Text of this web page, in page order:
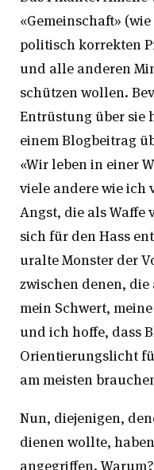
«Gemeinschaft»
politisch korrekten
und alle anderen
schützen wollen.
Entrüstung über sie
einem Blogbeitrag
«Wir leben in einer
viele andere wie ich
Angst, die als Waffe
sich für den Hass
uralte Monster der
zwischen denen,
mein Schwert,
und ich hoffe, dass
Orientierungslicht
am meisten
Nun, diejenigen,
dienen wollte,
angegriffen.